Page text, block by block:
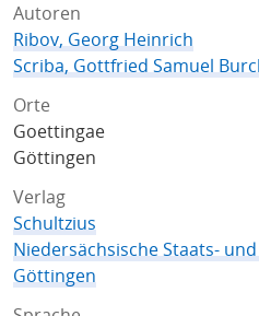
Autoren
Ribov, Georg Heinrich
Scriba, Gottfried Samuel
Orte
Goettingae
Göttingen
Verlag
Schultzius
Niedersächsische Staats-
Göttingen